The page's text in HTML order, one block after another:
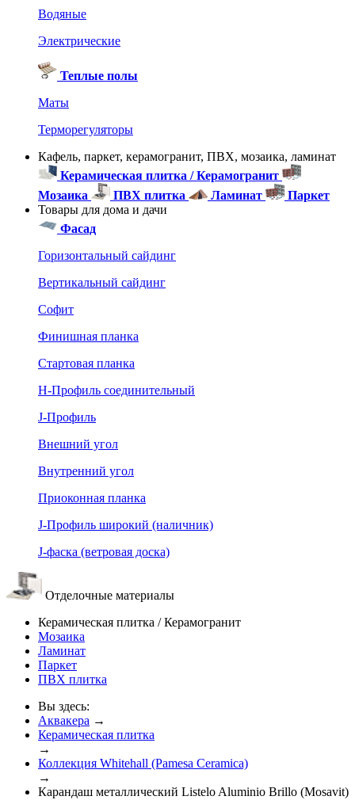
Водяные
Электрические
Теплые полы
Маты
Терморегуляторы
Кафель, паркет, керамогранит, ПВХ, мозаика, ламинат
Керамическая плитка / Керамогранит
Мозаика
ПВХ плитка Ламинат
Паркет
Товары для дома и дачи
Фасад
Горизонтальный сайдинг
Вертикальный сайдинг
Софит
Финишная планка
Стартовая планка
Н-Профиль соединительный
J-Профиль
Внешний угол
Внутренний угол
Приоконная планка
J-Профиль широкий (наличник)
J-фаска (ветровая доска)
Отделочные материалы
Керамическая плитка / Керамогранит
Мозаика
Ламинат
Паркет
ПВХ плитка
Вы здесь:
Аквакера →
Керамическая плитка
→
Коллекция Whitehall (Pamesa Ceramica)
→
Карандаш металлический Listelo Aluminio Brillo (Mosavit)